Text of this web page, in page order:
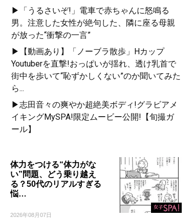
▶「うるさいぞ!」電車で赤ちゃんに怒鳴る
男。注意した女性が絶句した、隣に座る母親
が放った“衝撃の一言”
▶【動画あり】「ノーブラ散歩」Hカップ
Youtuberを直撃!おっぱいが揺れ、透け乳首で
街中を歩いて“恥ずかしくない”のか聞いてみた
ら...
▶志田音々の爽やか超絶美ボディ!グラビアメ
イキングMySPA!限定ムービー公開!【旬撮ガ
ール】
体力をつける“体力がな
い”問題、どう乗り越え
る？50代のリアルすぎる
悩…
2026年08月07日